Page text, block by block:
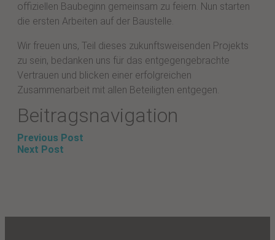
offiziellen Baubeginn gemeinsam zu feiern. Nun starten
die ersten Arbeiten auf der Baustelle.
Wir freuen uns, Teil dieses zukunftsweisenden Projekts
zu sein, bedanken uns für das entgegengebrachte
Vertrauen und blicken einer erfolgreichen
Zusammenarbeit mit allen Beteiligten entgegen.
Beitragsnavigation
Previous Post
Next Post